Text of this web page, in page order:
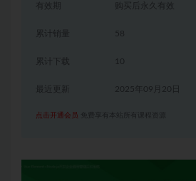
有效期 购买后永久有效
累计销量 58
累计下载 10
2025年09月20日
点击开通会员 免费享有本站所有课程资源